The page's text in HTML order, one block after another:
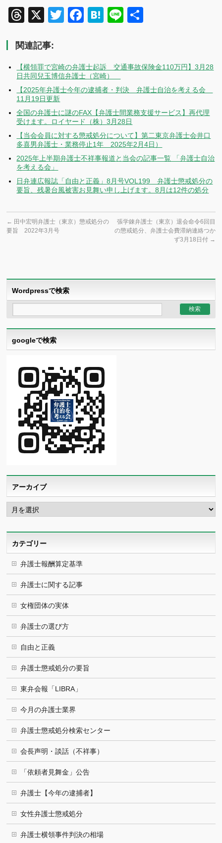
Threads
X TwitterFacebook
Hatena
Line
関連記事:
【横領罪で宮崎の弁護士起訴 交通事故保険金110万円】3月28
日共同兒玉博信弁護士（宮崎）
【2025年弁護士今年の逮捕者・判決 弁護士自治を考える会
11月19日更新
全国の弁護士に謎のFAX【弁護士間業務支援サービス】再代理
受けます。ロイヤード（株）3月28日
【当会会員に対する懲戒処分について】第二東京弁護士会井口
多喜男弁護士・業務停止1年 2025年2月4日）
2025年上半期弁護士不祥事報道と当会の記事一覧 「弁護士自治
を考える会」
日弁連広報誌「自由と正義」8月号VOL199 弁護士懲戒処分の
要旨、残暑台風被害お見舞い申し上げます。8月は12件の処分
← 田中宏明弁護士（東京）懲戒処分の
要旨 2022年3月号
張学錬弁護士（東京）退会命令6回目
の懲戒処分、弁護士会費滞納連絡つか
ず3月18日付 →
Wordpressで検索
googleで検索
アーカイブ
ア
ー
カ
カテゴリー
弁護士報酬算定基準
弁護士に関する記事
女権団体の実体
弁護士の選び方
自由と正義
弁護士懲戒処分の要旨
東弁会報「LIBRA」
今月の弁護士業界
弁護士懲戒処分検索センター
会長声明・談話（不祥事）
「依頼者見舞金」公告
弁護士【今年の逮捕者】
女性弁護士懲戒処分
弁護士横領事件判決の相場